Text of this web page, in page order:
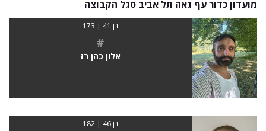
מועדון כדור עף גאה תל אביב סגל הקבוצה
בן 41 | 173
#
אלון כהן רז
בן 46 | 182